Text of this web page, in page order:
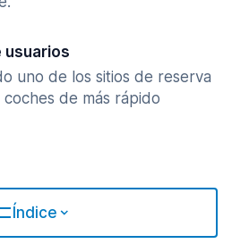
usuarios
uno de los sitios de reserva
de más rápido
Índice